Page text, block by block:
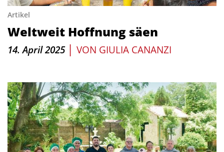
Artikel
Weltweit Hoffnung säen
14. April 2025 | VON GIULIA CANANZI